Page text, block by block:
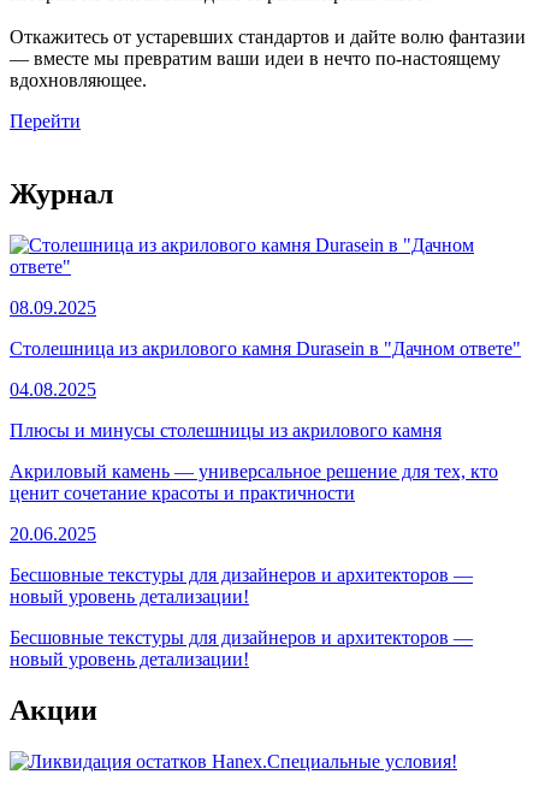
Откажитесь от устаревших стандартов и дайте волю фантазии
— вместе мы превратим ваши идеи в нечто по-настоящему
вдохновляющее.
Перейти
Журнал
08.09.2025
Столешница из акрилового камня Durasein в "Дачном ответе"
04.08.2025
Плюсы и минусы столешницы из акрилового камня
Акриловый камень — универсальное решение для тех, кто
ценит сочетание красоты и практичности
20.06.2025
Бесшовные текстуры для дизайнеров и архитекторов —
новый уровень детализации!
Бесшовные текстуры для дизайнеров и архитекторов —
новый уровень детализации!
Акции